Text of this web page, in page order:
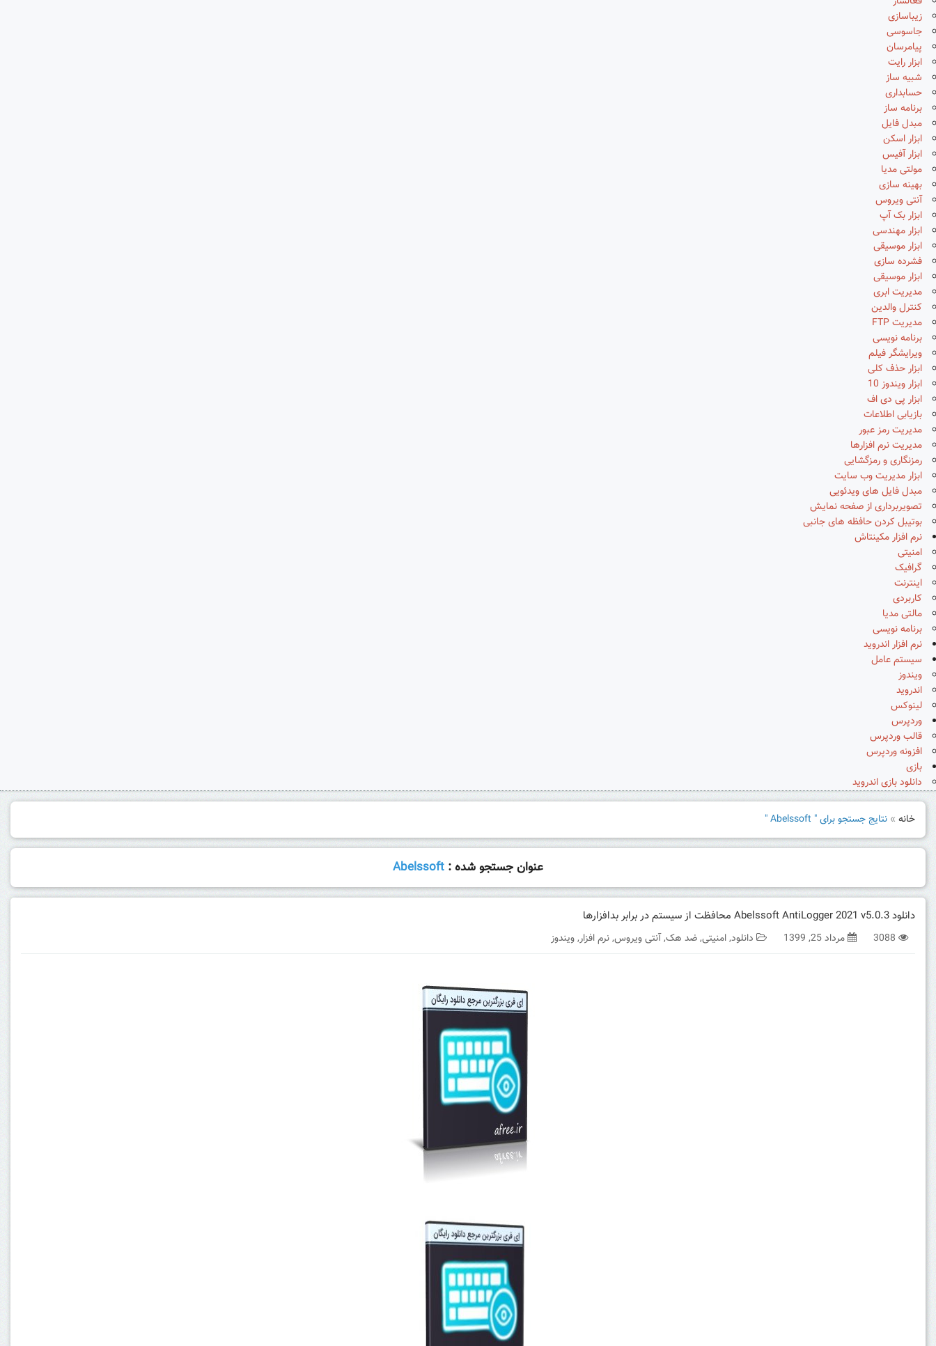
زیباسازی
جاسوسی
پیامرسان
ابزار رایت
شبیه ساز
حسابداری
برنامه ساز
مبدل فایل
ابزار اسکن
ابزار آفیس
مولتی مدیا
بهینه سازی
آنتی ویروس
ابزار بک آپ
ابزار مهندسی
ابزار موسیقی
فشرده سازی
ابزار موسیقی
مدیریت ابری
کنترل والدین
مدیریت FTP
برنامه نویسی
ویرایشگر فیلم
ابزار حذف کلی
ابزار ویندوز 10
ابزار پی دی اف
بازیابی اطلاعات
مدیریت رمز عبور
مدیریت نرم افزارها
رمزنگاری و رمزگشایی
ابزار مدیریت وب سایت
مبدل فایل های ویدئویی
تصویربرداری از صفحه نمایش
بوتیبل کردن حافظه های جانبی
نرم افزار مکینتاش
امنیتی
گرافیک
اینترنت
کاربردی
مالتی مدیا
برنامه نویسی
نرم افزار اندروید
سیستم عامل
ویندوز
اندروید
لینوکس
وردپرس
قالب وردپرس
افزونه وردپرس
بازی
دانلود بازی اندروید
خانه » نتایج جستجو برای " Abelssoft "
عنوان جستجو شده : Abelssoft
دانلود Abelssoft AntiLogger 2021 v5.0.3 محافظت از سیستم در برابر بدافزارها
3088 مرداد 25, 1399 دانلود,امنیتی,ضد هک,آنتی ویروس,نرم افزار,ویندوز